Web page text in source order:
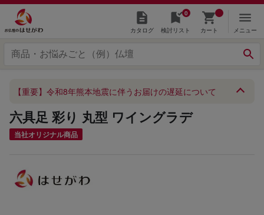
カタログ
0
検討リスト カート メニュー
【重要】令和8年熊本地震に伴うお届けの遅延について
六具足 彩り 丸型 ワイングラデ
当社オリジナル商品